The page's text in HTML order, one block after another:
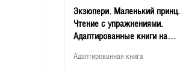
Экзюпери. Маленький принц.
Чтение с упражнениями.
Адаптированные книги на
Адаптированная книга